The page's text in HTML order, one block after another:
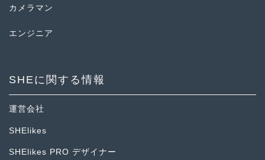
カメラマン
エンジニア
SHEに関する情報
運営会社
SHElikes
SHElikes PRO デザイナー